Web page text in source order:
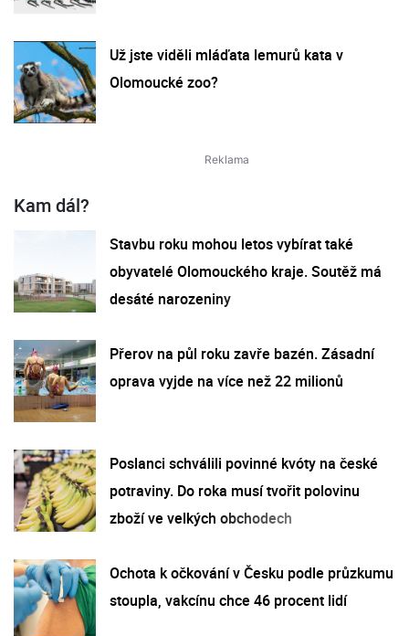
Už jste viděli mláďata lemurů kata v
Olomoucké zoo?
Kam dál?
Stavbu roku mohou letos vybírat také
obyvatelé Olomouckého kraje. Soutěž má
desáté narozeniny
Přerov na půl roku zavře bazén. Zásadní
oprava vyjde na více než 22 milionů
Poslanci schválili povinné kvóty na české
potraviny. Do roka musí tvořit polovinu
zboží ve velkých obchodech
Ochota k očkování v Česku podle průzkumu
stoupla, vakcínu chce 46 procent lidí